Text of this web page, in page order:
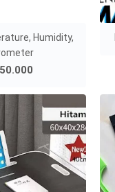
Humidity,